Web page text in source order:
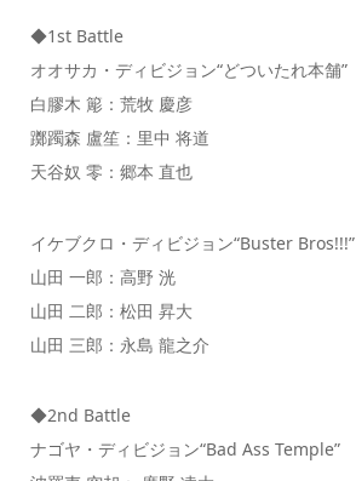
◆1st Battle
オオサカ・ディビジョン“どついたれ本舗”
白膠木 簓：荒牧 慶彦
躑躅森 盧笙：里中 将道
天谷奴 零：郷本 直也
イケブクロ・ディビジョン“Buster Bros!!!”
山田 一郎：高野 洸
山田 二郎：松田 昇大
山田 三郎：永島 龍之介
◆2nd Battle
ナゴヤ・ディビジョン“Bad Ass Temple”